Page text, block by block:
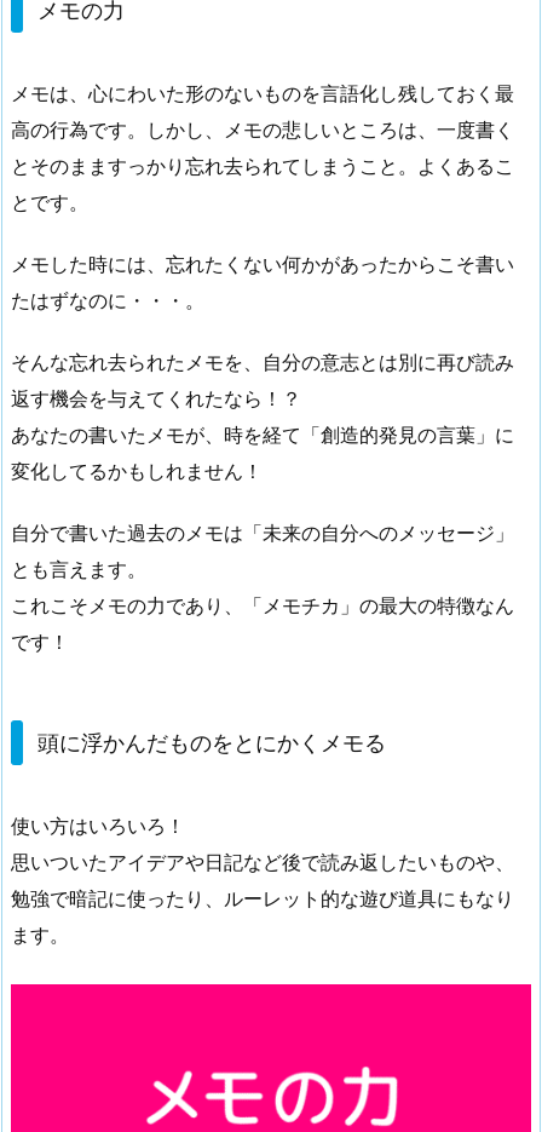
メモの力
メモは、心にわいた形のないものを言語化し残しておく最
高の行為です。しかし、メモの悲しいところは、一度書く
とそのまますっかり忘れ去られてしまうこと。よくあるこ
とです。
メモした時には、忘れたくない何かがあったからこそ書い
たはずなのに・・・。
そんな忘れ去られたメモを、自分の意志とは別に再び読み
返す機会を与えてくれたなら！？
あなたの書いたメモが、時を経て「創造的発見の言葉」に
変化してるかもしれません！
自分で書いた過去のメモは「未来の自分へのメッセージ」
とも言えます。
これこそメモの力であり、「メモチカ」の最大の特徴なん
です！
頭に浮かんだものをとにかくメモる
使い方はいろいろ！
思いついたアイデアや日記など後で読み返したいものや、
勉強で暗記に使ったり、ルーレット的な遊び道具にもなり
ます。